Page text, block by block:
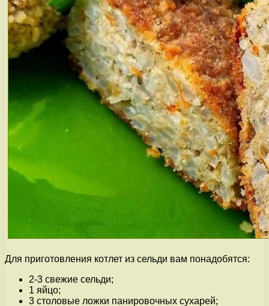
Для приготовления котлет из сельди вам понадобятся:
2-3 свежие сельди;
1 яйцо;
3 столовые ложки панировочных сухарей;